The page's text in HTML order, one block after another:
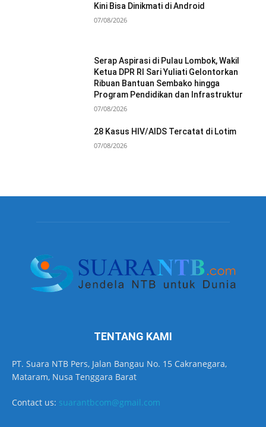
Kini Bisa Dinikmati di Android
07/08/2026
Serap Aspirasi di Pulau Lombok, Wakil
Ketua DPR RI Sari Yuliati Gelontorkan
Ribuan Bantuan Sembako hingga
Program Pendidikan dan Infrastruktur
07/08/2026
28 Kasus HIV/AIDS Tercatat di Lotim
07/08/2026
TENTANG KAMI
PT. Suara NTB Pers, Jalan Bangau No. 15 Cakranegara,
Mataram, Nusa Tenggara Barat
Contact us: suarantbcom@gmail.com